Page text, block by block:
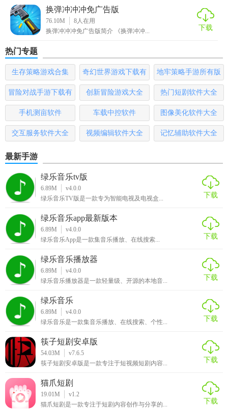
多。
奖励还是常规的闯关需要的各种辅 助道具.
这个是一个考验速度的玩法，大家如果有时间的话尽量快速
通关第65个关卡，这样就会获得最多的奖励了。
值得一提的是，每个竞赛小组的起点都是一样的，系统会选
择当前通关数一样的玩家进行比赛，所以大家都是公平的。
换弹冲冲冲免广告版
76.10M 8人在用
换弹冲冲冲免广告版简介 《换弹冲冲...
下载
热门专题
生存策略游戏合集
奇幻世界游戏下载有
哪些
地牢策略手游所有版
本
冒险对战手游下载有
哪些
创新冒险游戏大全 热门短剧软件大全
手机测亩软件 车载中控软件 图像美化软件大全
交互服务软件大全 视频编辑软件大全 记忆辅助软件大全
最新手游
绿乐音乐tv版
6.89M
v4.0.0
绿乐音乐TV版是一款专为智能电视及电视盒...
下载
绿乐音乐app最新版本
6.89M
v4.0.0
绿乐音乐App是一款集音乐播放、在线搜索...
下载
绿乐音乐播放器
6.89M
v4.0.0
绿乐音乐播放器是一款轻量级、开源的本地音...
下载
绿乐音乐
6.89M
v4.0.0
绿乐音乐是一款集音乐播放、在线搜索、个性...
下载
筷子短剧安卓版
54.03M
v7.6.5
筷子短剧安卓版是一款专注于短视频短剧内容...
下载
猫爪短剧
19.01M
v1.2
猫爪短剧是一款专注于短剧内容创作与分享的...
下载